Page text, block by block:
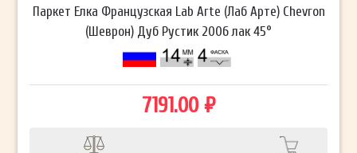
Паркет Елка Французская Lab Arte (Лаб Арте) Chevron
(Шеврон) Дуб Рустик 2006 лак 45°
7191.00 ₽